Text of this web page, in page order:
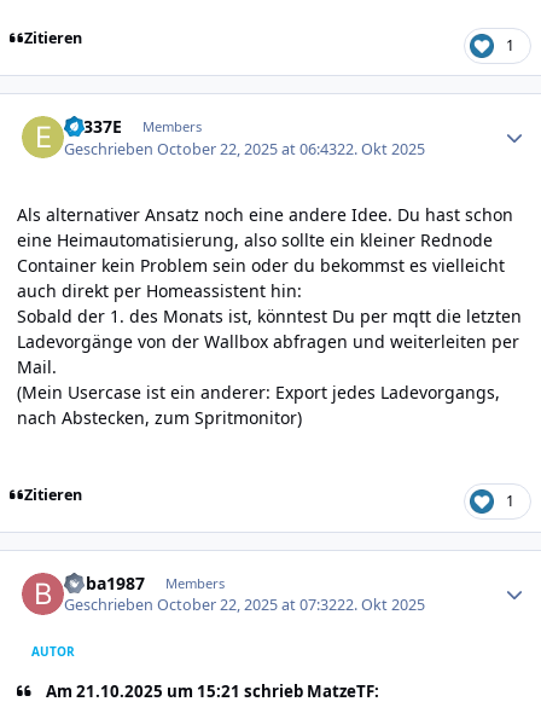
Zitieren 1
E1337E Members
GeschriebenOctober 22, 2025 at 06:4322. Okt 2025
Als alternativer Ansatz noch eine andere Idee. Du hast schon
eine Heimautomatisierung, also sollte ein kleiner Rednode
Container kein Problem sein oder du bekommst es vielleicht
auch direkt per Homeassistent hin:
Sobald der 1. des Monats ist, könntest Du per mqtt die letzten
Ladevorgänge von der Wallbox abfragen und weiterleiten per
Mail.
(Mein Usercase ist ein anderer: Export jedes Ladevorgangs,
nach Abstecken, zum Spritmonitor)
Zitieren 1
boba1987 Members
GeschriebenOctober 22, 2025 at 07:3222. Okt 2025
AUTOR
Am 21.10.2025 um 15:21 schrieb MatzeTF: